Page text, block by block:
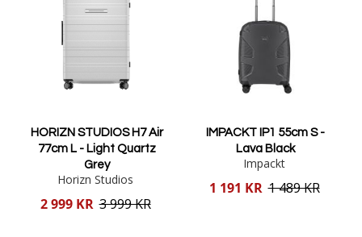
HORIZN STUDIOS H7 Air
77cm L - Light Quartz
Grey
Horizn Studios
Reducerat
2 999 KR 3 999 KR
IMPACKT IP1 55cm S -
Lava Black
Impackt
Reducerat
1 191 KR 1 489 KR